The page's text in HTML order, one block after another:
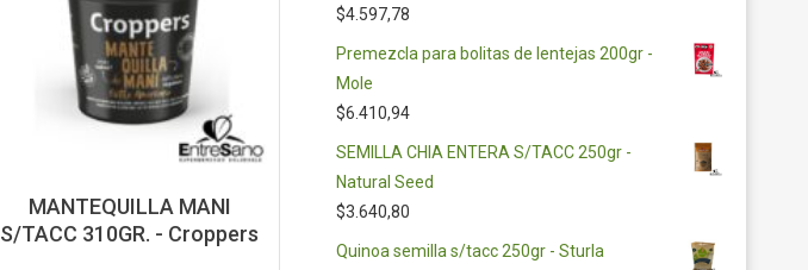
MANTEQUILLA MANI
S/TACC 310GR. - Croppers
$4.597,78
Premezcla para bolitas de lentejas 200gr -
Mole
$6.410,94
SEMILLA CHIA ENTERA S/TACC 250gr -
Natural Seed
$3.640,80
Quinoa semilla s/tacc 250gr - Sturla